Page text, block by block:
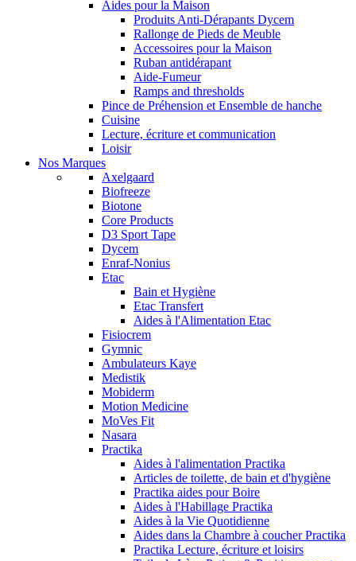
Aides pour la Maison
Produits Anti-Dérapants Dycem
Rallonge de Pieds de Meuble
Accessoires pour la Maison
Ruban antidérapant
Aide-Fumeur
Ramps and thresholds
Pince de Préhension et Ensemble de hanche
Cuisine
Lecture, écriture et communication
Loisir
Nos Marques
Axelgaard
Biofreeze
Biotone
Core Products
D3 Sport Tape
Dycem
Enraf-Nonius
Etac
Bain et Hygiène
Etac Transfert
Aides à l'Alimentation Etac
Fisiocrem
Gymnic
Ambulateurs Kaye
Medistik
Mobiderm
Motion Medicine
MoVes Fit
Nasara
Practika
Aides à l'alimentation Practika
Articles de toilette, de bain et d'hygiène
Practika aides pour Boire
Aides à l'Habillage Practika
Aides à la Vie Quotidienne
Aides dans la Chambre à coucher Practika
Practika Lecture, écriture et loisirs